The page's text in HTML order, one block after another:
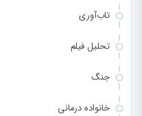
تاب‌آوری
تحلیل فیلم
جنگ
خانواده درمانی